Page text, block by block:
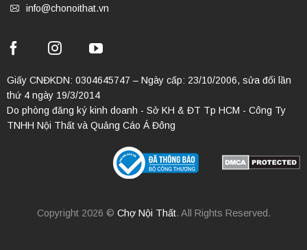
info@chonoithat.vn
Giấy CNĐKDN: 0304645747 – Ngày cấp: 23/10/2006, sửa đổi lần
thứ 4 ngày 19/3/2014
Do phòng đăng ký kinh doanh - Sở KH & ĐT Tp HCM - Công Ty
TNHH Nội Thất và Quảng Cáo Á Đông
Copyright 2026 © Chợ Nội Thất. All Rights Reserved.